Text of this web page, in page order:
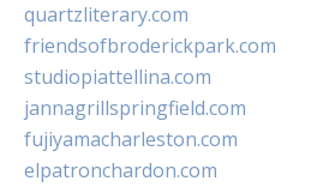
quartzliterary.com
friendsofbroderickpark.com
studiopiattellina.com
jannagrillspringfield.com
fujiyamacharleston.com
elpatronchardon.com